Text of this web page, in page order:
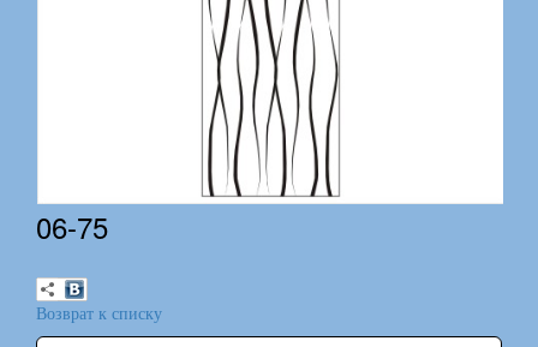
06-75
Возврат к списку